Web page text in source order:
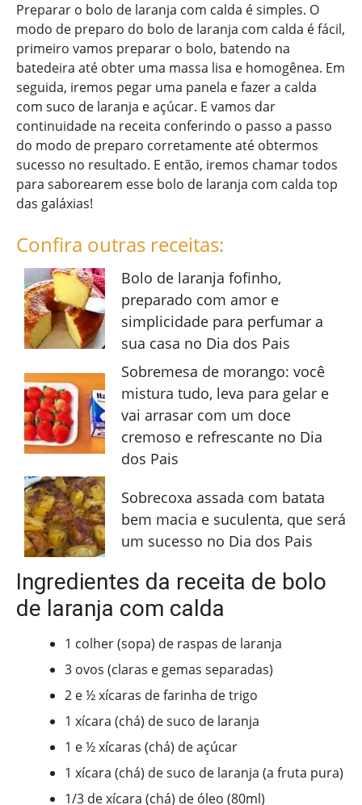
Preparar o bolo de laranja com calda é simples. O
modo de preparo do bolo de laranja com calda é fácil,
primeiro vamos preparar o bolo, batendo na
batedeira até obter uma massa lisa e homogênea. Em
seguida, iremos pegar uma panela e fazer a calda
com suco de laranja e açúcar. E vamos dar
continuidade na receita conferindo o passo a passo
do modo de preparo corretamente até obtermos
sucesso no resultado. E então, iremos chamar todos
para saborearem esse bolo de laranja com calda top
das galáxias!
Confira outras receitas:
Bolo de laranja fofinho,
preparado com amor e
simplicidade para perfumar a
sua casa no Dia dos Pais
Sobremesa de morango: você
mistura tudo, leva para gelar e
vai arrasar com um doce
cremoso e refrescante no Dia
dos Pais
Sobrecoxa assada com batata
bem macia e suculenta, que será
um sucesso no Dia dos Pais
Ingredientes da receita de bolo
de laranja com calda
1 colher (sopa) de raspas de laranja
3 ovos (claras e gemas separadas)
2 e ½ xícaras de farinha de trigo
1 xícara (chá) de suco de laranja
1 e ½ xícaras (chá) de açúcar
1 xícara (chá) de suco de laranja (a fruta pura)
1/3 de xícara (chá) de óleo (80ml)